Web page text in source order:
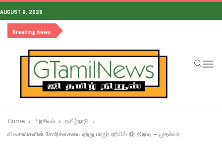
AUGUST 8, 2026
Breaking News
Home அரசியல்
தமிழ்நாடு
விவசாயிகளின் கோரிக்கையை ஏற்று பாரூர் ஏரியில் நீர் திறப்பு – முதல்வர்